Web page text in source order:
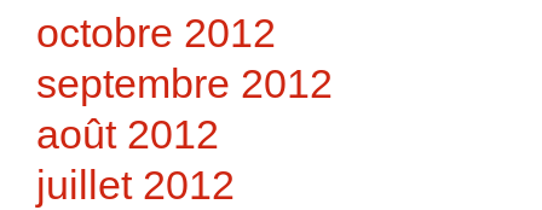
octobre 2012
septembre 2012
août 2012
juillet 2012